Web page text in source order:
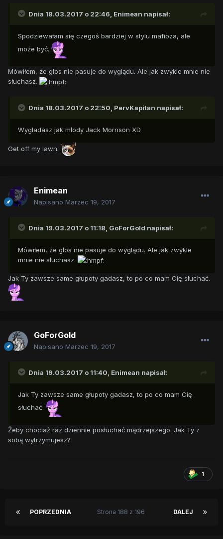
Dnia 18.03.2017 o 22:46, Enimean napisał:
Spodziewałam się czegoś bardziej w stylu mafioza, ale
może być.
Mówiłem, że głos nie pasuje do wyglądu. Ale jak zwykle mnie nie
słuchasz.
Dnia 18.03.2017 o 22:50, PervKapitan napisał:
Wygladasz jak młody Jack Morrison XD
Get off my lawn.
Enimean
Napisano Marzec 19, 2017
Dnia 19.03.2017 o 11:18, GoForGold napisał:
Mówiłem, że głos nie pasuje do wyglądu. Ale jak zwykle
mnie nie słuchasz.
Jak Ty zawsze same głupoty gadasz, to po co mam Cię słuchać.
GoForGold
Napisano Marzec 19, 2017
Dnia 19.03.2017 o 11:40, Enimean napisał:
Jak Ty zawsze same głupoty gadasz, to po co mam Cię
słuchać.
Żeby chociaż raz dziennie posłuchać mądrzejszego. Jak Ty z
sobą wytrzymujesz?
1
POPRZEDNIA DALEJ
Strona 188 z 196